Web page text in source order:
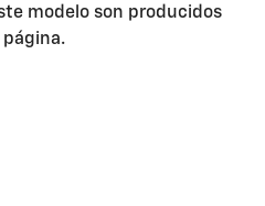
modelo son producidos